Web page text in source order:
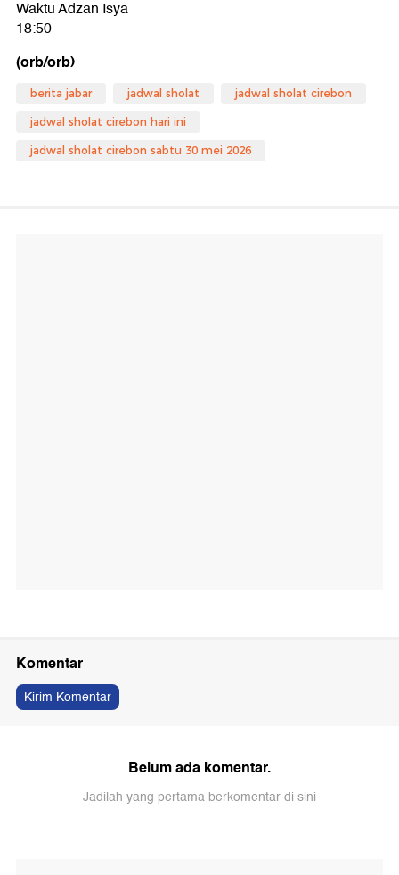
Waktu Adzan Isya
18:50
(orb/orb)
berita jabar jadwal sholat jadwal sholat cirebon
jadwal sholat cirebon hari ini
jadwal sholat cirebon sabtu 30 mei 2026
Komentar
Kirim Komentar
Belum ada komentar.
Jadilah yang pertama berkomentar di sini